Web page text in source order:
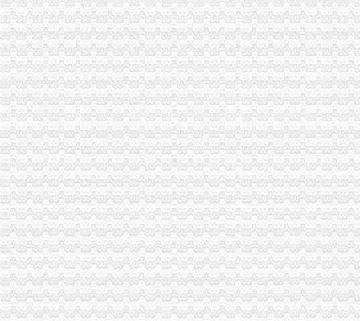
重庆知识产权服务公司_知识产权服务厂_生产厂家企业公司
重庆市公路运输总公司第九分公司青木关汽车厂_【电话地址_招聘信息
重庆贝嘉置业代理有限公司_【信用信息_诉讼信息_财务信息_注册信息
左岸风街_重庆创意公园_楼盘对比分析-重庆乐居
天津融资租赁公司营业执照代办-会计/审计-久久信息网
专业资质代办合同_中华文本库
浙江华诚建设工程招标代理有限公司关于浙江小百花越剧院（浙江小百
北京中大学2013年度工程建设项目招标代理机构遴选公告-十环招
第五章当事人诉讼代理人.ppt-文档可在线阅读
澳凯龙：补充法律意见书1_澳凯龙（）_公告正文
石家庄合办建筑装饰公司_石家庄合办建筑装饰公司
【重庆其他金融业黄页】_第2页_顺企网
哈尔滨市百年大事记
电话号码重庆重庆市4企业名录_企业信息
【图】重庆沙坪坝青木关工业园公司注册代办执照_重庆工商注册_重
日本~关东12天~在樱花烂漫的时光,与青春谈一场不分手的恋爱~,日
北京东城进出口权备案办理材料_周边服务栏目_机电之家网
中介转让厂家_中介转让厂家/公司-阿里巴巴公司黄页
苏州氟电池材料股份有限公司_【电话地址_招聘信息_注册信息_信用